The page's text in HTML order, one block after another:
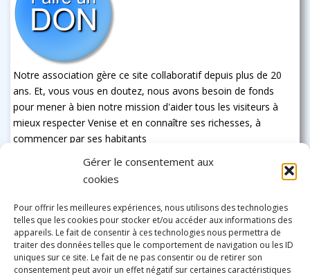
Gérer le consentement aux
cookies
Pour offrir les meilleures expériences, nous utilisons des technologies
telles que les cookies pour stocker et/ou accéder aux informations des
appareils. Le fait de consentir à ces technologies nous permettra de
traiter des données telles que le comportement de navigation ou les ID
uniques sur ce site. Le fait de ne pas consentir ou de retirer son
consentement peut avoir un effet négatif sur certaines caractéristiques
Notre association gère ce site collaboratif depuis plus de 20
ans. Et, vous vous en doutez, nous avons besoin de fonds
pour mener à bien notre mission d'aider tous les visiteurs à
mieux respecter Venise et en connaître ses richesses, à
commencer par ses habitants